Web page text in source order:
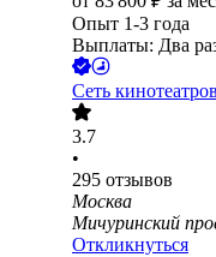
Опыт 1-3 года
Выплаты: Два
Сеть
3.7
•
295 отзывов
Москва
Мичуринский
Откликнуться